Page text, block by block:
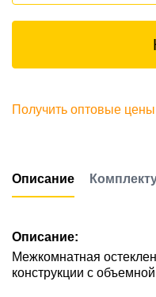
Получить оптовые цены
Описание
Описание:
Межкомнатная
конструкции с